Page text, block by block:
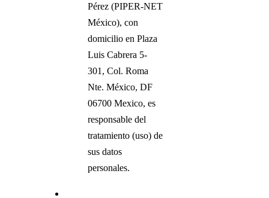
Pérez (PIPER-NET
México), con
domicilio en Plaza
Luis Cabrera 5-
301, Col. Roma
Nte. México, DF
06700 Mexico, es
responsable del
tratamiento (uso) de
sus datos
personales.